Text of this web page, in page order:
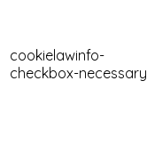
cookielawinfo-
checkbox-necessary